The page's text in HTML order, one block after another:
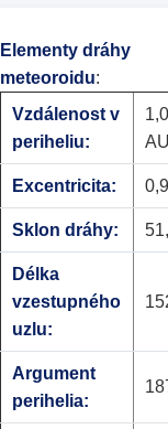
Elementy dráhy
meteoroidu:
Vzdálenost v
periheliu:
Excentricita:
Sklon dráhy:
Délka
vzestupného
uzlu:
Argument
perihelia: